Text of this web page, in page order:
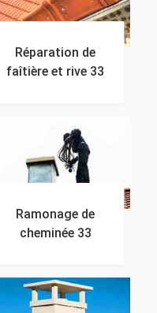
Réparation de
faîtière et rive 33
Ramonage de
cheminée 33